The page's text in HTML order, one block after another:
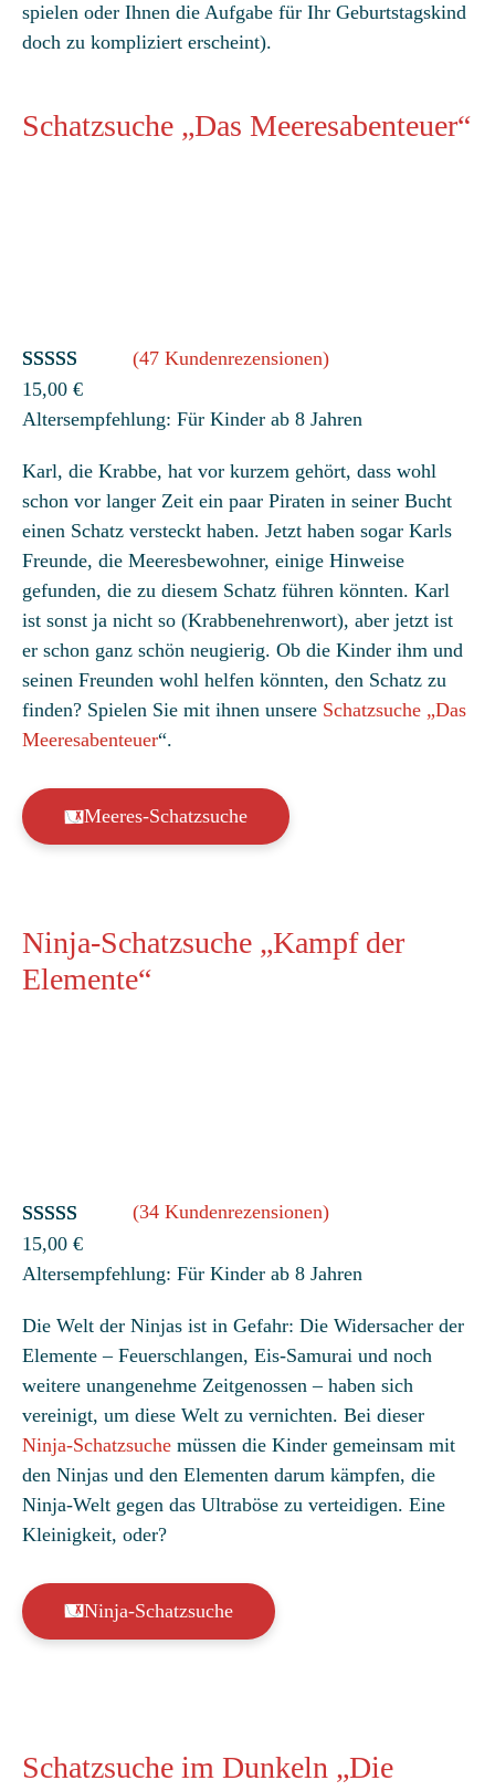
spielen oder Ihnen die Aufgabe für Ihr Geburtstagskind
doch zu kompliziert erscheint).
Schatzsuche „Das Meeresabenteuer“
Bewertet
mit4.81
basierend
47
Kundenbew
ertungen
(47 Kundenrezensionen)
15,00 €
Altersempfehlung: Für Kinder ab 8 Jahren
Karl, die Krabbe, hat vor kurzem gehört, dass wohl
schon vor langer Zeit ein paar Piraten in seiner Bucht
einen Schatz versteckt haben. Jetzt haben sogar Karls
Freunde, die Meeresbewohner, einige Hinweise
gefunden, die zu diesem Schatz führen könnten. Karl
ist sonst ja nicht so (Krabbenehrenwort), aber jetzt ist
er schon ganz schön neugierig. Ob die Kinder ihm und
seinen Freunden wohl helfen könnten, den Schatz zu
finden? Spielen Sie mit ihnen unsere Schatzsuche „Das
Meeresabenteuer“.
Meeres-Schatzsuche
Ninja-Schatzsuche „Kampf der
Elemente“
Bewertet
mit4.88von
auf
34
(34 Kundenrezensionen)
15,00 €
Altersempfehlung: Für Kinder ab 8 Jahren
Die Welt der Ninjas ist in Gefahr: Die Widersacher der
Elemente – Feuerschlangen, Eis-Samurai und noch
weitere unangenehme Zeitgenossen – haben sich
vereinigt, um diese Welt zu vernichten. Bei dieser
Ninja-Schatzsuche müssen die Kinder gemeinsam mit
den Ninjas und den Elementen darum kämpfen, die
Ninja-Welt gegen das Ultraböse zu verteidigen. Eine
Kleinigkeit, oder?
Ninja-Schatzsuche
Schatzsuche im Dunkeln „Die